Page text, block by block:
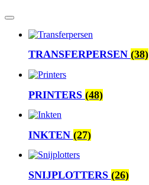
TRANSFERPERSEN (38)
PRINTERS (48)
INKTEN (27)
SNIJPLOTTERS (26)